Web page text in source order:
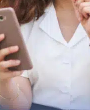
Höhe: Der Job als
Nerven!
und moderne
| N
als Beruf I 37 Grad